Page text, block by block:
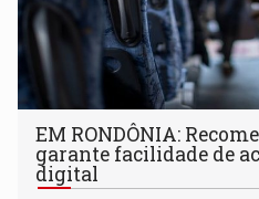
EM RONDÔNIA:
garante facilidade de
digital